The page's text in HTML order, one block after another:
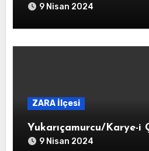
9 Nisan 2024
ZARA İlçesi
Yukarıçamurcu/Karye-i
9 Nisan 2024